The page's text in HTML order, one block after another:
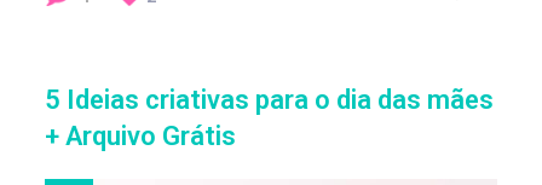
5 Ideias criativas para o dia das mães
+ Arquivo Grátis